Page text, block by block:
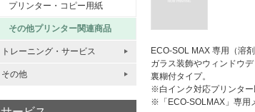
ECO-SOL MAX 専用（溶
ガラス装飾やウィンドウ
裏糊付タイプ。
※白インク対応プリンター
※「ECO-SOLMAX」専用
プリンター・コピー用紙
その他プリンター関連商品
トレーニング・サービス
その他